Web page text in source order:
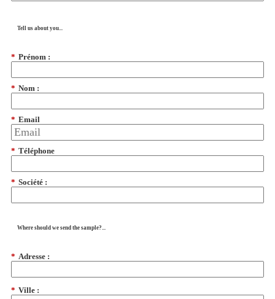
Tell us about you...
* Prénom :
* Nom :
* Email
* Téléphone
* Société :
Where should we send the sample?...
* Adresse :
* Ville :